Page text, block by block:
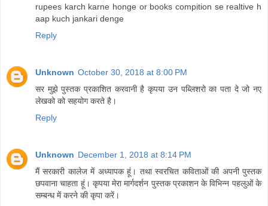
rupees karch karne honge or books compition se realtive h
aap kuch jankari denge
Reply
Unknown October 30, 2018 at 8:00 PM
सर मुझे पुस्तक प्रकाशित करवानी है कृपया उन पब्लिशरो का पता दे जो नए
लेखको को सहयोग करते है।
Reply
Unknown December 1, 2018 at 8:14 PM
मैं सरकारी कालेज में अध्यापक हूं। तथा स्वरचित कविताओं की अपनी पुस्तक
छपवाना चाहता हूं। कृपया मेरा मार्गदर्शन पुस्तक प्रकाशन के विभिन्न पहलुओं के
सम्बन्ध में करने की कृपा करें।